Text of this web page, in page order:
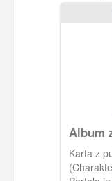
Album
Kuhna
Karta z